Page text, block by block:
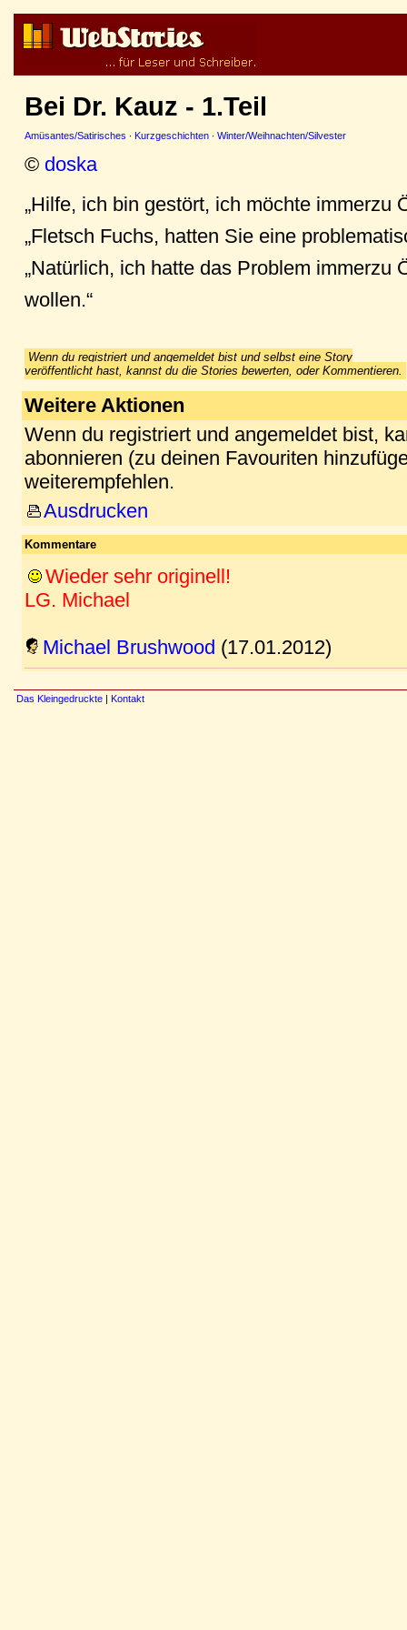
Bei Dr. Kauz - 1.Teil
Amüsantes/Satirisches · Kurzgeschichten · Winter/Weihnachten/Silvester
© doska
„Hilfe, ich bin gestört, ich möchte immerzu
„Fletsch Fuchs, hatten Sie eine
„Natürlich, ich hatte das Problem immerzu
wollen.“
Wenn du registriert und angemeldet bist und selbst eine Story
veröffentlicht hast, kannst du die Stories bewerten, oder Kommentieren.
Weitere Aktionen
Wenn du registriert und angemeldet bist,
abonnieren (zu deinen Favouriten
weiterempfehlen.
Ausdrucken
Kommentare
Wieder sehr originell!
LG. Michael
Michael Brushwood (17.01.2012)
Das Kleingedruckte | Kontakt